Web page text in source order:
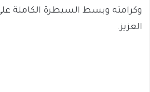
وكرامته وبسط السيطرة الكاملة
العزيز.